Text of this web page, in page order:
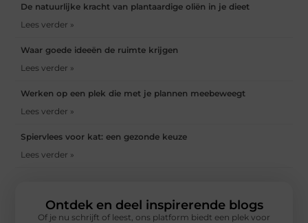
De natuurlijke kracht van plantaardige oliën in je dieet
Lees verder »
Waar goede ideeën de ruimte krijgen
Lees verder »
Werken op een plek die met je plannen meebeweegt
Lees verder »
Spiervlees voor kat: een gezonde keuze
Lees verder »
Ontdek en deel inspirerende blogs
Of je nu schrijft of leest, ons platform biedt een plek voor